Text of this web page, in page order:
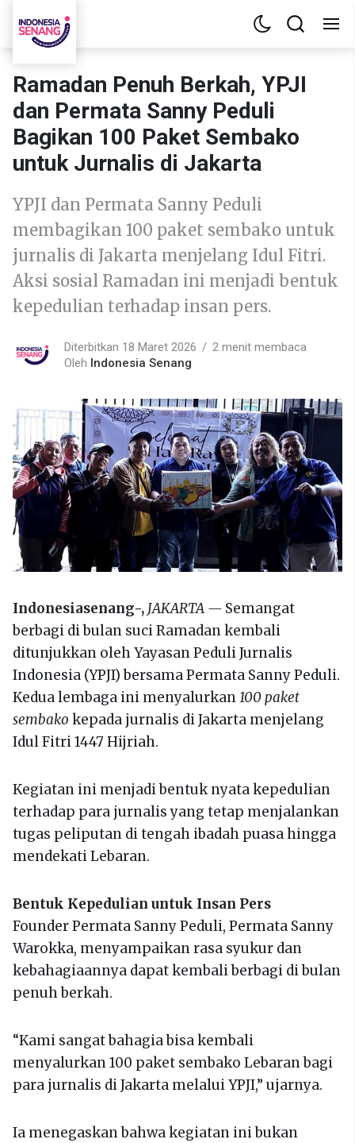
Ramadan Penuh Berkah, YPJI
dan Permata Sanny Peduli
Bagikan 100 Paket Sembako
untuk Jurnalis di Jakarta
YPJI dan Permata Sanny Peduli
membagikan 100 paket sembako untuk
jurnalis di Jakarta menjelang Idul Fitri.
Aksi sosial Ramadan ini menjadi bentuk
kepedulian terhadap insan pers.
Diterbitkan 18 Maret 2026
2 menit membaca
Oleh Indonesia Senang
Indonesiasenang-, JAKARTA — Semangat
berbagi di bulan suci Ramadan kembali
ditunjukkan oleh Yayasan Peduli Jurnalis
Indonesia (YPJI) bersama Permata Sanny Peduli.
Kedua lembaga ini menyalurkan100 paket
sembako kepada jurnalis di Jakarta menjelang
Idul Fitri 1447 Hijriah.
Kegiatan ini menjadi bentuk nyata kepedulian
terhadap para jurnalis yang tetap menjalankan
tugas peliputan di tengah ibadah puasa hingga
mendekati Lebaran.
Bentuk Kepedulian untuk Insan Pers
Founder Permata Sanny Peduli, Permata Sanny
Warokka, menyampaikan rasa syukur dan
kebahagiaannya dapat kembali berbagi di bulan
penuh berkah.
“Kami sangat bahagia bisa kembali
menyalurkan 100 paket sembako Lebaran bagi
para jurnalis di Jakarta melalui YPJI,” ujarnya.
Ia menegaskan bahwa kegiatan ini bukan